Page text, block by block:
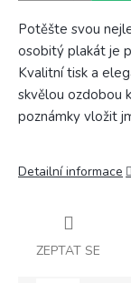
Potěšte svou
osobitý plakát je
Kvalitní tisk a
skvělou ozdobou
poznámky vložit
Detailní informace
ZEPTAT SE